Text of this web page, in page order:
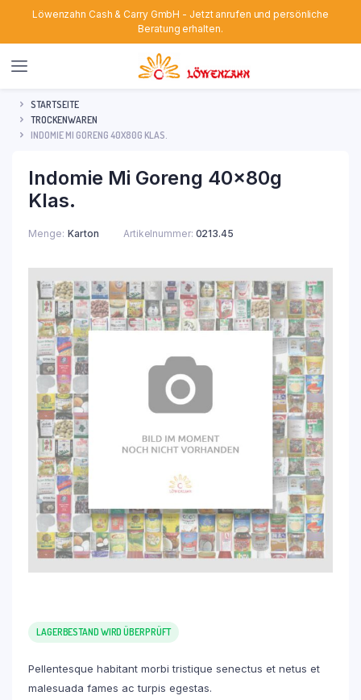
Löwenzahn Cash & Carry GmbH - Jetzt anrufen und persönliche
Beratung erhalten.
STARTSEITE
TROCKENWAREN
INDOMIE MI GORENG 40X80G KLAS.
Indomie Mi Goreng 40x80g
Klas.
Menge Karton Artikelnummer: 0213.45
LAGERBESTAND WIRD ÜBERPRÜFT
Pellentesque habitant morbi tristique senectus et netus et
malesuada fames ac turpis egestas.